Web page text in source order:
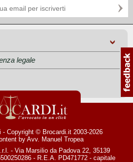
legale
Copyright © Brocardi.it 2003-2026
by Avv. Manuel Tropea
- Via Marsilio da Padova 22, 35139
- R.E.A. PD471772 - capitale